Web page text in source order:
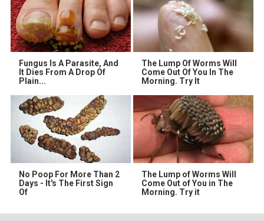
Fungus Is A Parasite, And
It Dies From A Drop Of
Plain...
The Lump Of Worms Will
Come Out Of You In The
Morning. Try It
No Poop For More Than 2
Days - It's The First Sign
Of
The Lump of Worms Will
Come Out of You in The
Morning. Try it